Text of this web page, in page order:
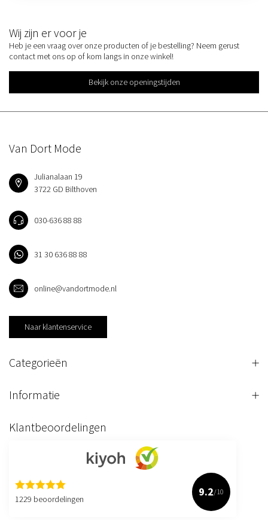
Wij zijn er voor je
Heb je een vraag over onze producten of je bestelling? Neem gerust
contact met ons op of kom langs in onze winkel!
Bekijk onze openingstijden
Van Dort Mode
Julianalaan 19
3722 GD Bilthoven
030-636 88 88
31 30 636 88 88
online@vandortmode.nl
Naar klantenservice
Categorieën
Informatie
Klantbeoordelingen
1229 beoordelingen
9.2/10